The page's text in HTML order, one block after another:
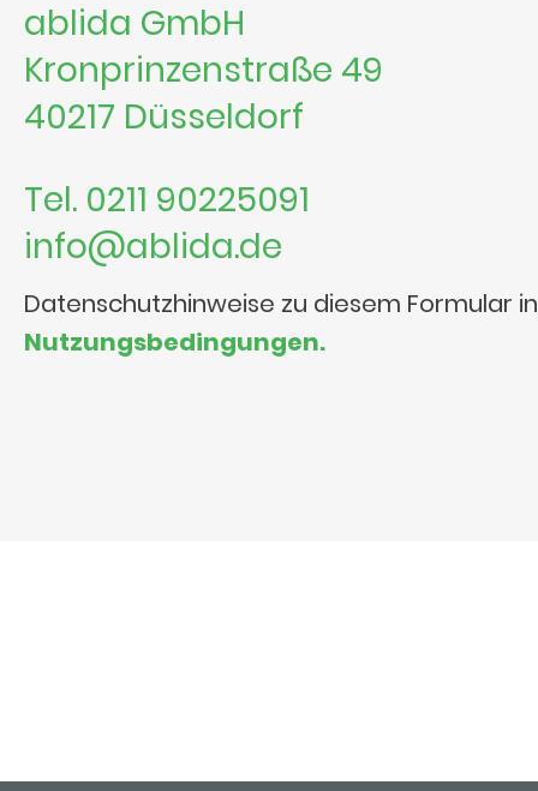
ablida GmbH
Kronprinzenstraße 49
40217 Düsseldorf
Tel. 0211 90225091
info@ablida.de
Datenschutzhinweise zu diesem Formular
Nutzungsbedingungen.